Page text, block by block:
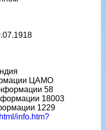
ЦАМО
58
18003
1229
info.htm?